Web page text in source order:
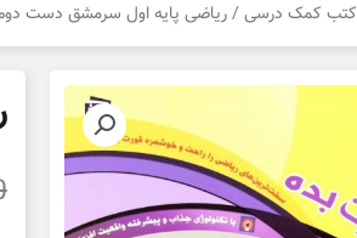
کتب کمک درسی / ریاضی پایه اول سرمشق دست